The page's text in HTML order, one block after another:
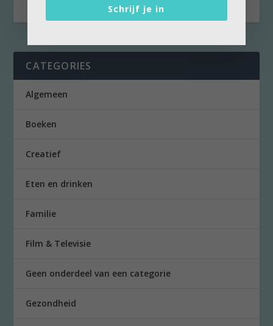
CATEGORIES
Algemeen
Boeken
Creatief
Eten en drinken
Familie
Film & Televisie
Geen onderdeel van een categorie
Gezondheid
Schrijf je in